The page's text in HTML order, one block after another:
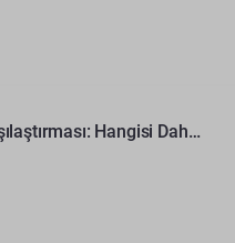
Gazbeton, Tuğla ve Bims Karşılaştırması: Hangisi Daha Avantajlı?